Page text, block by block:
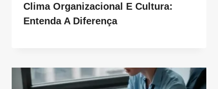
Clima Organizacional E Cultura:
Entenda A Diferença